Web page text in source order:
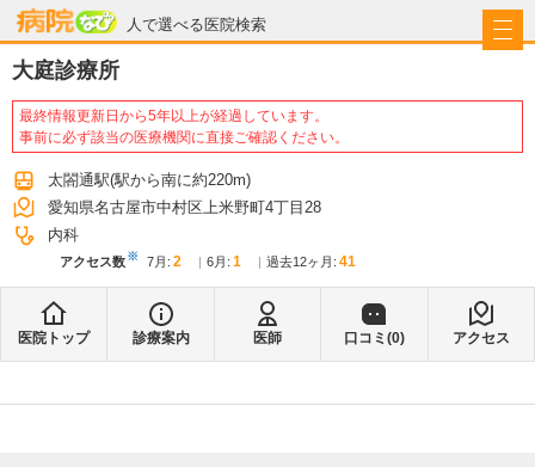
人で選べる医院検索
病院なび
大庭診療所
最終情報更新日から5年以上が経過しています。
事前に必ず該当の医療機関に直接ご確認ください。
太閤通駅(駅から南に約220m)
愛知県名古屋市中村区上米野町4丁目28
内科
アクセス数※ 7月 : 2 6月 : 1 過去12ヶ月: 41
医院トップ 診療案内 医師 口コミ(0) アクセス